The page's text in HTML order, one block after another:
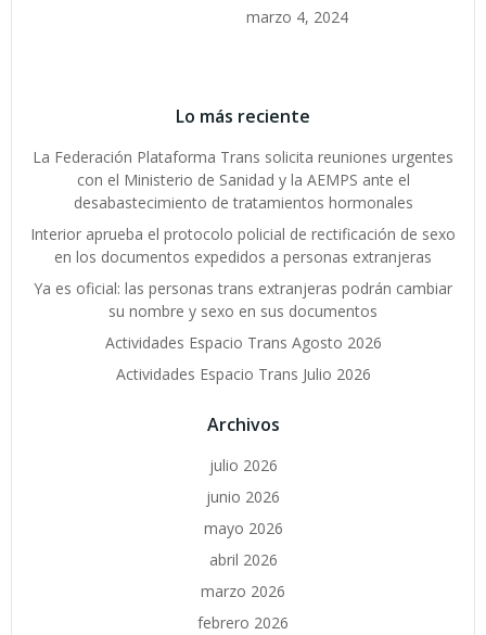
marzo 4, 2024
Lo más reciente
La Federación Plataforma Trans solicita reuniones urgentes
con el Ministerio de Sanidad y la AEMPS ante el
desabastecimiento de tratamientos hormonales
Interior aprueba el protocolo policial de rectificación de sexo
en los documentos expedidos a personas extranjeras
Ya es oficial: las personas trans extranjeras podrán cambiar
su nombre y sexo en sus documentos
Actividades Espacio Trans Agosto 2026
Actividades Espacio Trans Julio 2026
Archivos
julio 2026
junio 2026
mayo 2026
abril 2026
marzo 2026
febrero 2026